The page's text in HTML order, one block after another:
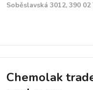
Soběslavská 3012, 390
Chemolak